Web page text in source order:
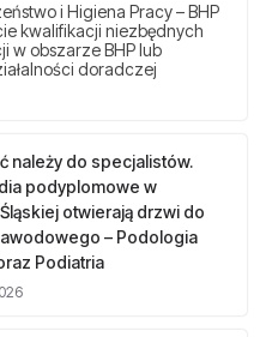
i Higiena Pracy – BHP
kwalifikacji niezbędnych
w obszarze BHP lub
doradczej
należy do specjalistów.
podyplomowe w
otwierają drzwi do
– Podologia
Podiatria